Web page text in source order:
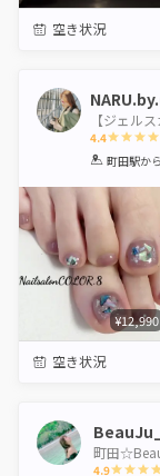
空き状況
4.4
1 2 3 4
町田駅か
¥12,990
空き状況
町田
4.9